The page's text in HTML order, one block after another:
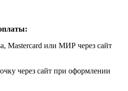
Mastercard или МИР через сайт
через сайт при оформлении